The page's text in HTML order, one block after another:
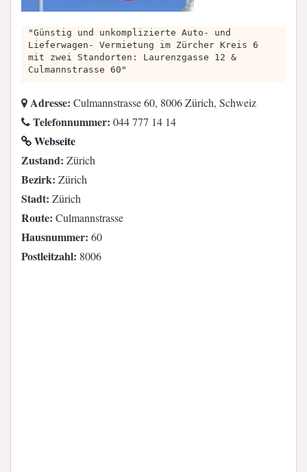
"Günstig und unkomplizierte Auto- und
Lieferwagen- Vermietung im Zürcher Kreis 6
mit zwei Standorten: Laurenzgasse 12 &
Culmannstrasse 60"
Adresse: Culmannstrasse 60, 8006 Zürich, Schweiz
Telefonnummer: 044 777 14 14
Webseite
Zustand: Zürich
Bezirk: Zürich
Stadt: Zürich
Route: Culmannstrasse
Hausnummer: 60
Postleitzahl: 8006